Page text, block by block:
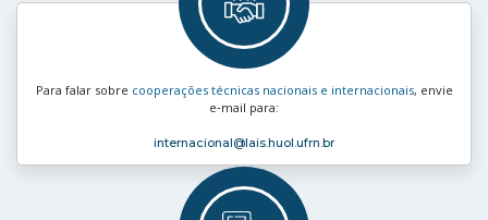
Para falar sobre cooperações técnicas nacionais e internacionais, envie
e‑mail para:
internacional@lais.huol.ufrn.br